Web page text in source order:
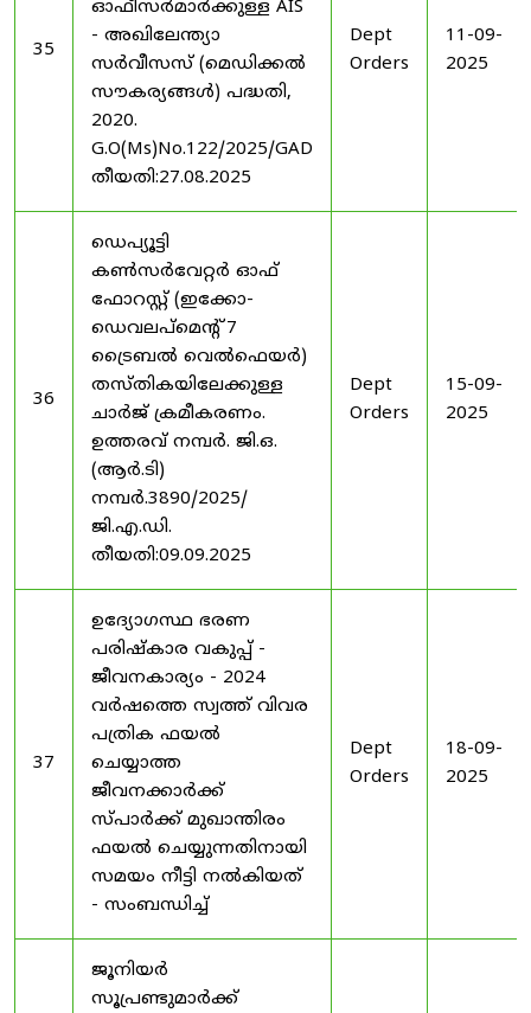
35
ഓഫീസർമാർക്കുള്ള AIS
- അഖിലേന്ത്യാ
സർവീസസ് (മെഡിക്കൽ
സൗകര്യങ്ങൾ) പദ്ധതി,
2020.
G.O(Ms)No.122/2025/GAD
തീയതി:27.08.2025
Dept
Orders
11-09-
2025
36
ഡെപ്യൂട്ടി
കൺസർവേറ്റർ ഓഫ്
ഫോറസ്റ്റ് (ഇക്കോ-
ഡെവലപ്മെന്റ് 7
ട്രൈബൽ വെൽഫെയർ)
തസ്തികയിലേക്കുള്ള
ചാർജ് ക്രമീകരണം.
ഉത്തരവ് നമ്പർ. ജി.ഒ.
(ആർ.ടി)
നമ്പർ.3890/2025/
ജി.എ.ഡി.
തീയതി:09.09.2025
Dept
Orders
15-09-
2025
37
ഉദ്യോഗസ്ഥ ഭരണ
പരിഷ്കാര വകുപ്പ് -
ജീവനകാര്യം - 2024
വർഷത്തെ സ്വത്ത് വിവര
പത്രിക ഫയൽ
ചെയ്യാത്ത
ജീവനക്കാർക്ക്
സ്പാർക്ക് മുഖാന്തിരം
ഫയൽ ചെയ്യുന്നതിനായി
സമയം നീട്ടി നൽകിയത്
- സംബന്ധിച്ച്
Dept
Orders
18-09-
2025
ജൂനിയർ
സൂപ്രണ്ടുമാർക്ക്